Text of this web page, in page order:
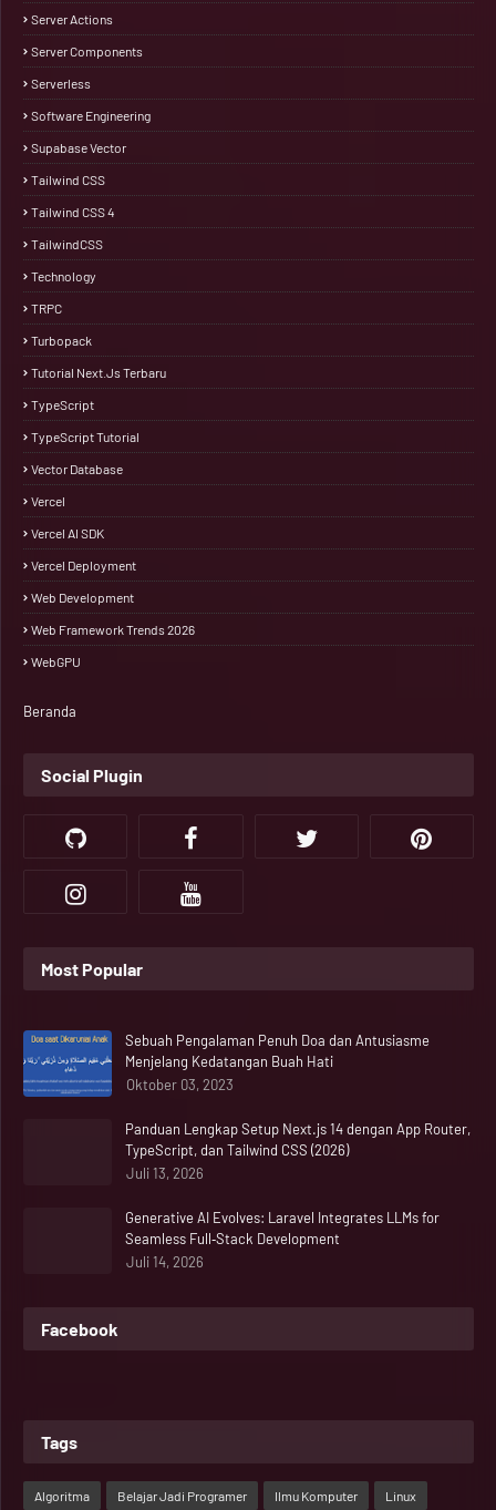
Server Actions
Server Components
Serverless
Software Engineering
Supabase Vector
Tailwind CSS
Tailwind CSS 4
TailwindCSS
Technology
TRPC
Turbopack
Tutorial Next.js Terbaru
TypeScript
TypeScript Tutorial
Vector Database
Vercel
Vercel AI SDK
Vercel Deployment
Web Development
Web Framework Trends 2026
WebGPU
Beranda
Social Plugin
Most Popular
Sebuah Pengalaman Penuh Doa dan Antusiasme
Menjelang Kedatangan Buah Hati
Oktober 03, 2023
Panduan Lengkap Setup Next.js 14 dengan App Router,
TypeScript, dan Tailwind CSS (2026)
Juli 13, 2026
Generative AI Evolves: Laravel Integrates LLMs for
Seamless Full‑Stack Development
Juli 14, 2026
Facebook
Tags
Algoritma Belajar Jadi Programer Ilmu Komputer Linux